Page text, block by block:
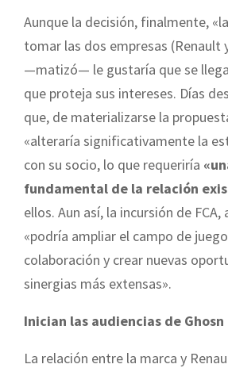
Aunque la decisión, finalmente,
tomar las dos empresas (Renault
—matizó— le gustaría que se
que proteja sus intereses. Días
que, de materializarse la
«alteraría significativamente la
con su socio, lo que requeriría
fundamental de la relación
ellos. Aun así, la incursión de
«podría ampliar el campo de
colaboración y crear nuevas
sinergias más extensas».
Inician las audiencias de Ghosn
La relación entre la marca y